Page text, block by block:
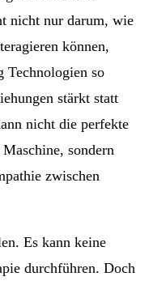
nicht nur darum, wie
können,
Technologien so
stärkt statt
nicht die perfekte
sondern
zwischen
Es kann keine
durchführen. Doch